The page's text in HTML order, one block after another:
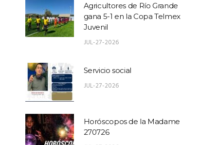
Agricultores de Río Grande
gana 5-1 en la Copa Telmex
Juvenil
JUL-27-2026
Servicio social
JUL-27-2026
Horóscopos de la Madame
270726